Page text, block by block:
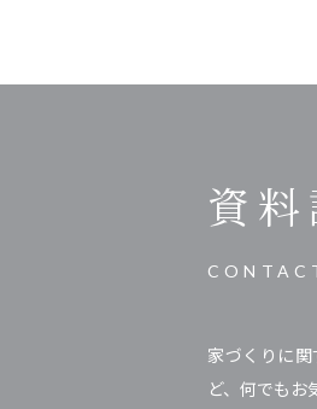
資料
家づくりに
ど、何でもお